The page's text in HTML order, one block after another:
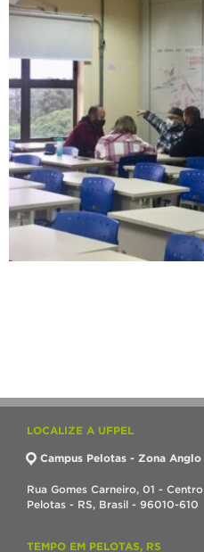
LOCALIZE A UFPEL
Campus Pelotas - Zona Anglo
Rua Gomes Carneiro, 01 - Centro
Pelotas - RS, Brasil - 96010-610
TEMPO EM PELOTAS, RS